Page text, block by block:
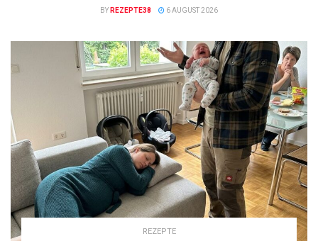
BY REZEPTE38 6 AUGUST 2026
REZEPTE